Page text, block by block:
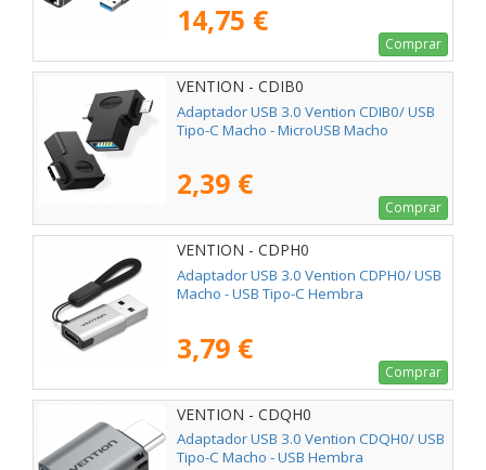
14,75 €
Comprar
VENTION - CDIB0
Adaptador USB 3.0 Vention CDIB0/ USB
Tipo-C Macho - MicroUSB Macho
2,39 €
Comprar
VENTION - CDPH0
Adaptador USB 3.0 Vention CDPH0/ USB
Macho - USB Tipo-C Hembra
3,79 €
Comprar
VENTION - CDQH0
Adaptador USB 3.0 Vention CDQH0/ USB
Tipo-C Macho - USB Hembra